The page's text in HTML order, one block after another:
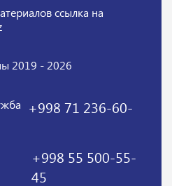
ссылка на
2019 - 2026
+998 71 236-60-
+998 55 500-55-
45